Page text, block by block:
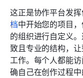
这正是协作平台发
档中开始您的项目
的组织进行自定义
致且专业的结构，
工作。每个人都能
确自己在创作过程中